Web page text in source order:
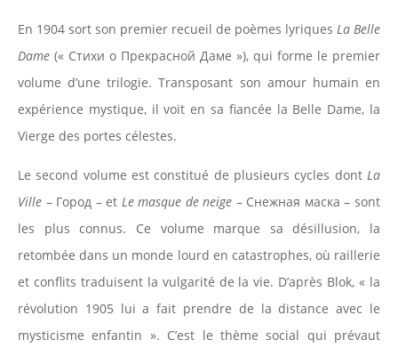
En 1904 sort son premier recueil de poèmes lyriques La Belle
Dame (« Стихи о Прекрасной Даме »), qui forme le premier
volume d’une trilogie. Transposant son amour humain en
expérience mystique, il voit en sa fiancée la Belle Dame, la
Vierge des portes célestes.
Le second volume est constitué de plusieurs cycles dont La
Ville – Город – et Le masque de neige – Снежная маска – sont
les plus connus. Ce volume marque sa désillusion, la
retombée dans un monde lourd en catastrophes, où raillerie
et conflits traduisent la vulgarité de la vie. D’après Blok, « la
révolution 1905 lui a fait prendre de la distance avec le
mysticisme enfantin ». C’est le thème social qui prévaut